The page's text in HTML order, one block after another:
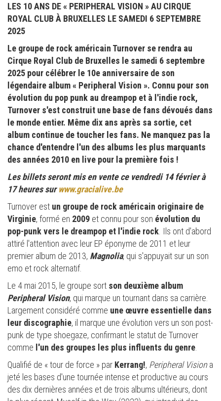
LES 10 ANS DE « PERIPHERAL VISION » AU CIRQUE
ROYAL CLUB À BRUXELLES LE SAMEDI 6 SEPTEMBRE
2025
Le groupe de rock américain Turnover se rendra au
Cirque Royal Club de Bruxelles le samedi 6 septembre
2025 pour célébrer le 10e anniversaire de son
légendaire album « Peripheral Vision ». Connu pour son
évolution du pop punk au dreampop et à l'indie rock,
Turnover s'est construit une base de fans dévoués dans
le monde entier. Même dix ans après sa sortie, cet
album continue de toucher les fans. Ne manquez pas la
chance d'entendre l'un des albums les plus marquants
des années 2010 en live pour la première fois !
Les billets seront mis en vente ce vendredi 14 février à
17 heures surwww.gracialive.be
Turnover est un groupe de rock américain originaire de
Virginie, formé en 2009 et connu pour son évolution du
pop-punk vers le dreampop et l'indie rock. Ils ont d'abord
attiré l'attention avec leur EP éponyme de 2011 et leur
premier album de 2013, Magnolia, qui s'appuyait sur un son
emo et rock alternatif.
Le 4 mai 2015, le groupe sort son deuxième album
Peripheral Vision, qui marque un tournant dans sa carrière.
Largement considéré comme une œuvre essentielle dans
leur discographie, il marque une évolution vers un son post-
punk de type shoegaze, confirmant le statut de Turnover
comme l'un des groupes les plus influents du genre.
Qualifié de « tour de force » par Kerrang!, Peripheral Visiona
jeté les bases d'une tournée intense et productive au cours
des dix dernières années et de trois albums ultérieurs, dont